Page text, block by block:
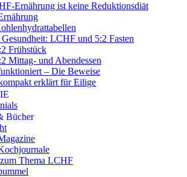
Ernährung ist keine Reduktionsdiät
Gesundheit: LCHF und 5:2 Fasten
Frühstück
Mittag- und Abendessen
– Die Beweise
erklärt für Eilige
Bücher
Thema LCHF